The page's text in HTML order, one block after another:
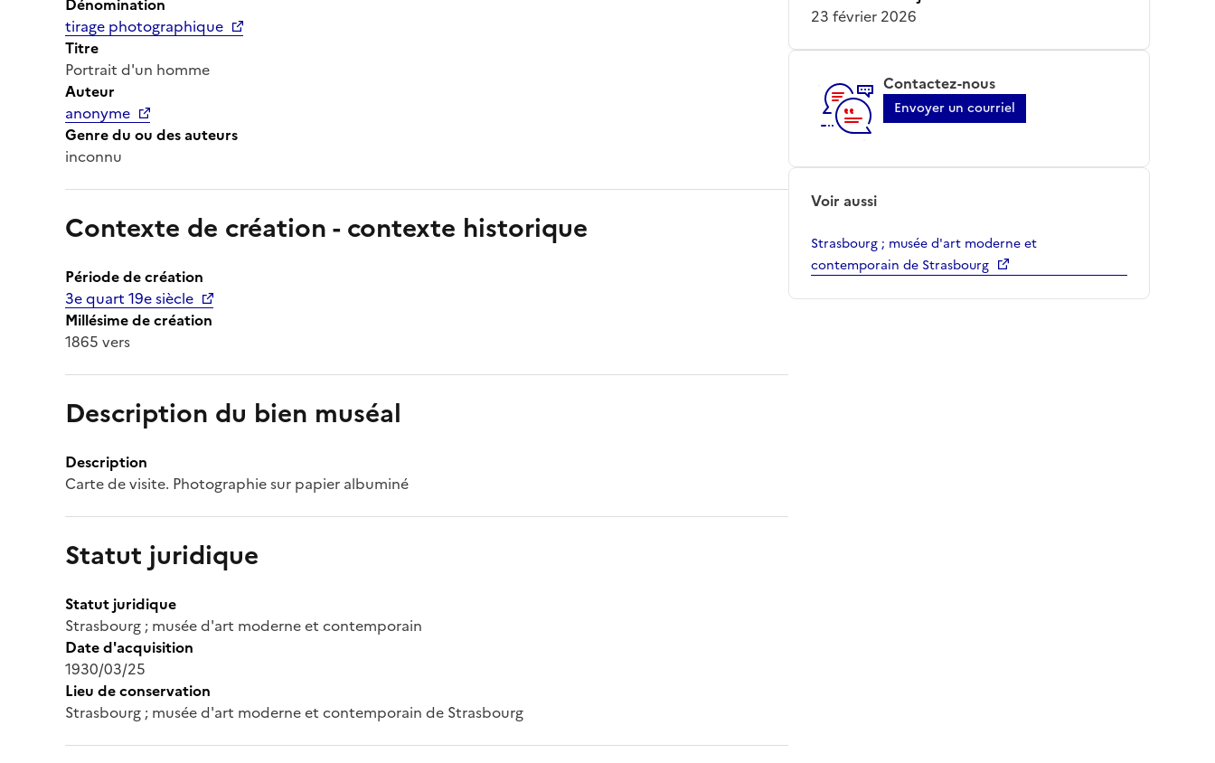
tirage photographique
Titre
Portrait d'un homme
Auteur
anonyme
Genre du ou des auteurs
inconnu
Contexte de création - contexte historique
Période de création
3e quart 19e siècle
Millésime de création
1865 vers
Description du bien muséal
Description
Carte de visite. Photographie sur papier albuminé
Statut juridique
Statut juridique
Strasbourg ; musée d'art moderne et contemporain
Date d'acquisition
1930/03/25
Lieu de conservation
Strasbourg ; musée d'art moderne et contemporain de Strasbourg
23 février 2026
Contactez-nous
Envoyer un courriel
Voir aussi
Strasbourg ; musée d'art moderne et
contemporain de Strasbourg